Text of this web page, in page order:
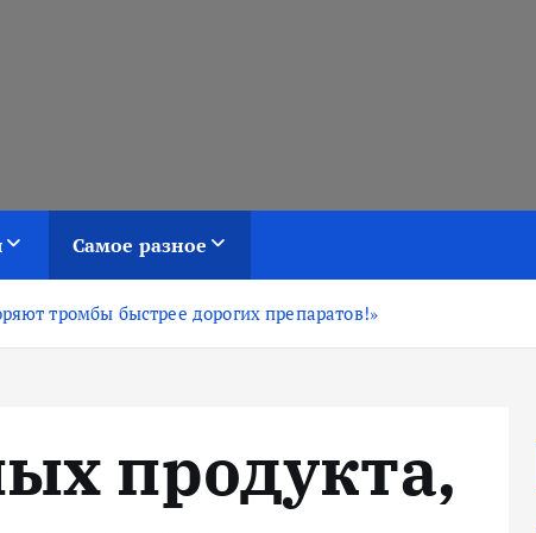
Самое разное
тромбы быстрее дорогих препаратов!»
продукта,